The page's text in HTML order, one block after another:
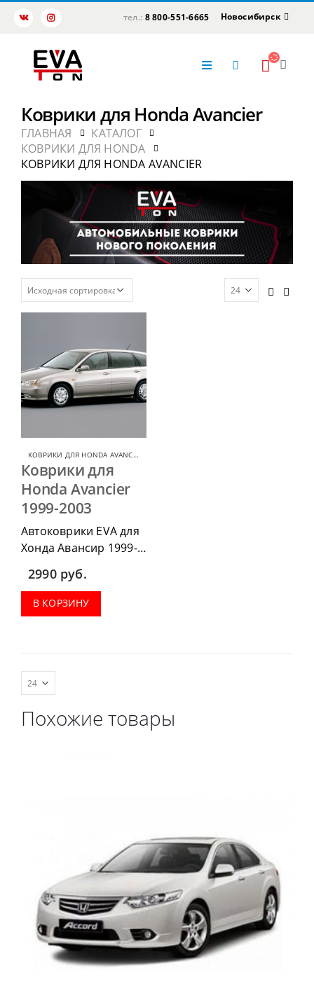
тел.: 8 800-551-6665 Новосибирск
Коврики для Honda Avancier
ГЛАВНАЯ
КАТАЛОГ
КОВРИКИ ДЛЯ HONDA
КОВРИКИ ДЛЯ HONDA AVANCIER
КОВРИКИ ДЛЯ HONDA AVANCIER
Коврики для
Honda Avancier
1999-2003
Автоковрики EVA для
Хонда Авансир 1999-
2003, можно
приобрести в
комплектации:
водительский коврик,
2990 руб.
В КОРЗИНУ
Похожие товары